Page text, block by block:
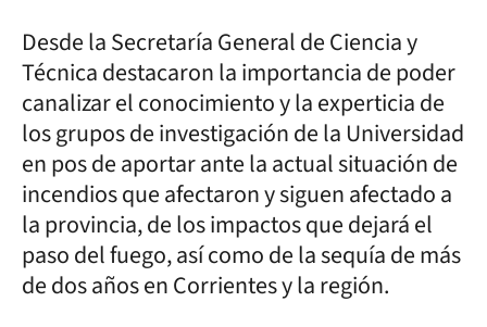
Desde la Secretaría General de Ciencia y
Técnica destacaron la importancia de poder
canalizar el conocimiento y la experticia de
los grupos de investigación de la Universidad
en pos de aportar ante la actual situación de
incendios que afectaron y siguen afectado a
la provincia, de los impactos que dejará el
paso del fuego, así como de la sequía de más
de dos años en Corrientes y la región.